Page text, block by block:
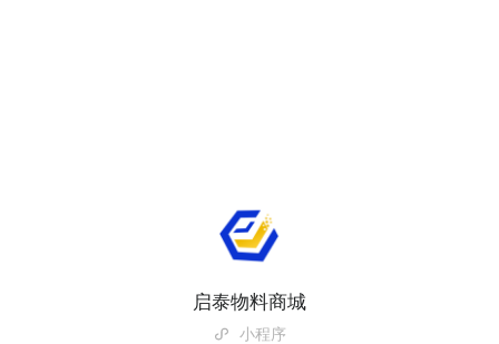
启泰物料商城
小程序